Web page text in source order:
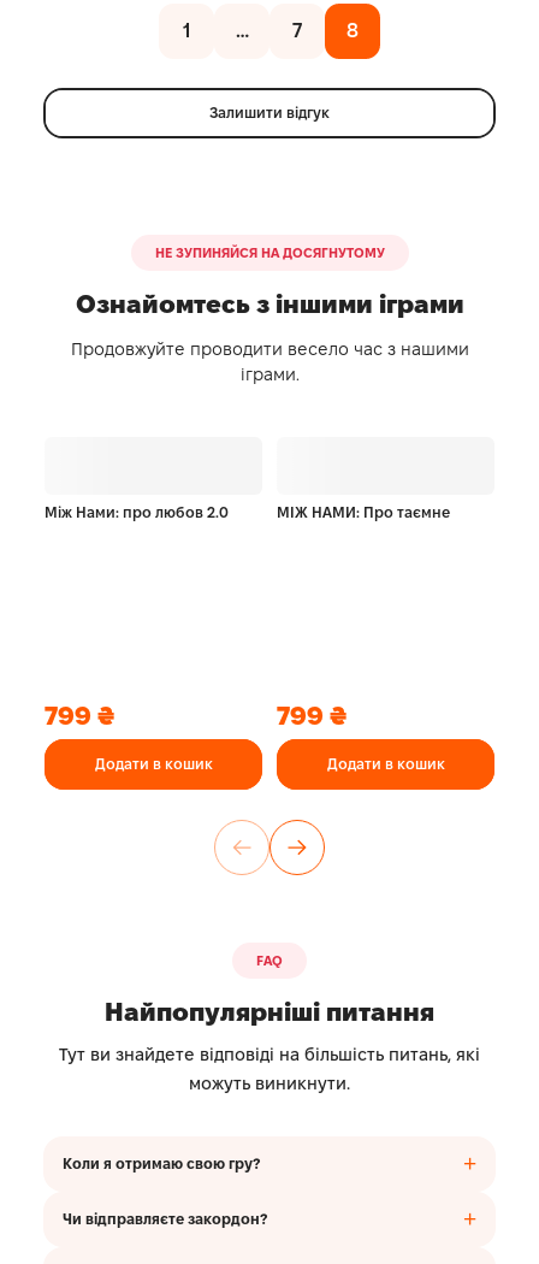
1 … 7 8
Залишити відгук
НЕ ЗУПИНЯЙСЯ НА ДОСЯГНУТОМУ
Ознайомтесь з іншими іграми
Продовжуйте проводити весело час з нашими
іграми.
Між Нами: про любов 2.0
799 ₴
Додати в кошик
МІЖ НАМИ: Про таємне
799 ₴
Додати в кошик
FAQ
Найпопулярніші питання
Тут ви знайдете відповіді на більшість питань, які
можуть виникнути.
Коли я отримаю свою гру?
оформлене до цих часових меж, гра поїде в той самий
Чи відправляєте закордон?